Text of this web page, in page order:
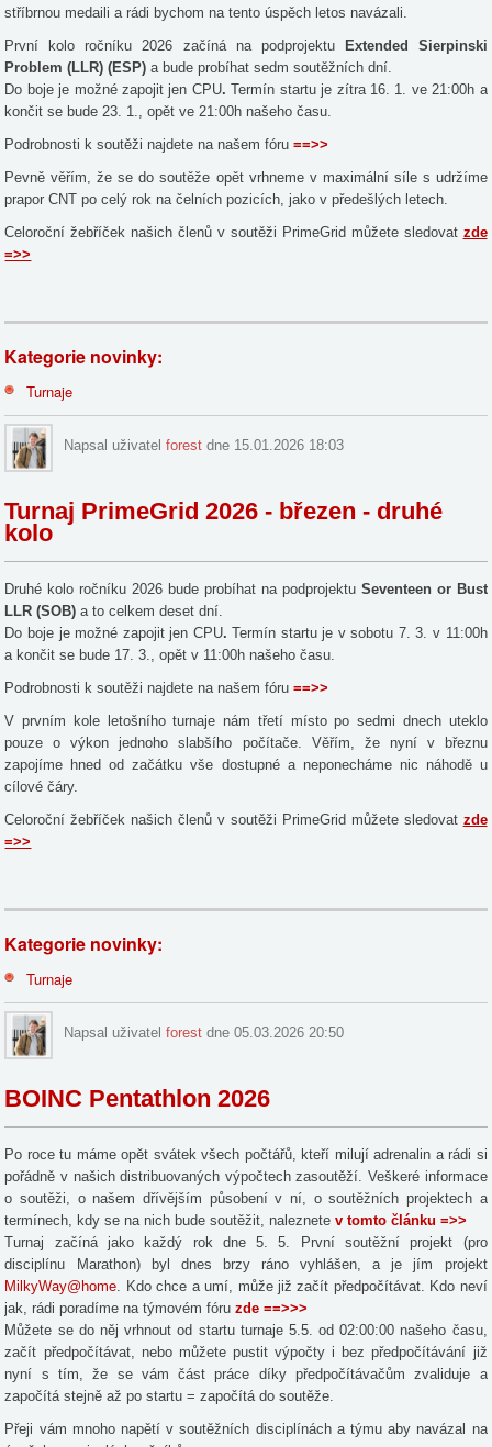
stříbrnou medaili a rádi bychom na tento úspěch letos navázali.
První kolo ročníku 2026 začíná na podprojektu
Extended Sierpinski
Problem (LLR) (ESP)a bude probíhat sedm soutěžních dní.
Do boje je možné zapojit jen CPU.Termín startu je zítra 16. 1. ve 21:00h a
končit se bude 23. 1., opět ve 21:00h našeho času.
Podrobnosti k soutěži najdete na našem fóru==>>
Pevně věřím, že se do soutěže opět vrhneme v maximální síle s udržíme
prapor CNT po celý rok na čelních pozicích, jako v předešlých letech.
Celoroční žebříček našich členů v soutěži PrimeGrid můžete sledovat zde
=>>
Kategorie novinky:
Turnaje
Napsal uživatelforest dne 15.01.2026 18:03
Turnaj PrimeGrid 2026 - březen - druhé
kolo
Druhé kolo ročníku 2026 bude probíhat na podprojektu Seventeen or Bust
LLR (SOB)a to celkem deset dní.
Do boje je možné zapojit jen CPU.Termín startu je v sobotu 7. 3. v 11:00h
a končit se bude 17. 3., opět v 11:00h našeho času.
Podrobnosti k soutěži najdete na našem fóru==>>
V prvním kole letošního turnaje nám třetí místo po sedmi dnech uteklo
pouze o výkon jednoho slabšího počítače. Věřím, že nyní v březnu
zapojíme hned od začátku vše dostupné a neponecháme nic náhodě u
cílové čáry.
Celoroční žebříček našich členů v soutěži PrimeGrid můžete sledovat zde
=>>
Kategorie novinky:
Turnaje
Napsal uživatelforest dne 05.03.2026 20:50
BOINC Pentathlon 2026
Po roce tu máme opět svátek všech počtářů, kteří milují adrenalin a rádi si
pořádně v našich distribuovaných výpočtech zasoutěží. Veškeré informace
o soutěži, o našem dřívějším působení v ní, o soutěžních projektech a
termínech, kdy se na nich bude soutěžit, naleznetev tomto článku =>>
Turnaj začíná jako každý rok dne 5. 5. První soutěžní projekt (pro
disciplínu Marathon) byl dnes brzy ráno vyhlášen, a je jím projekt
MilkyWay@home . Kdo chce a umí, může již začít předpočítávat. Kdo neví
jak, rádi poradíme na týmovém fóruzde ==>>>
Můžete se do něj vrhnout od startu turnaje 5.5. od 02:00:00 našeho času,
začít předpočítávat, nebo můžete pustit výpočty i bez předpočítávání již
nyní s tím, že se vám část práce díky předpočítávačům zvaliduje a
započítá stejně až po startu = započítá do soutěže.
Přeji vám mnoho napětí v soutěžních disciplínách a týmu aby navázal na